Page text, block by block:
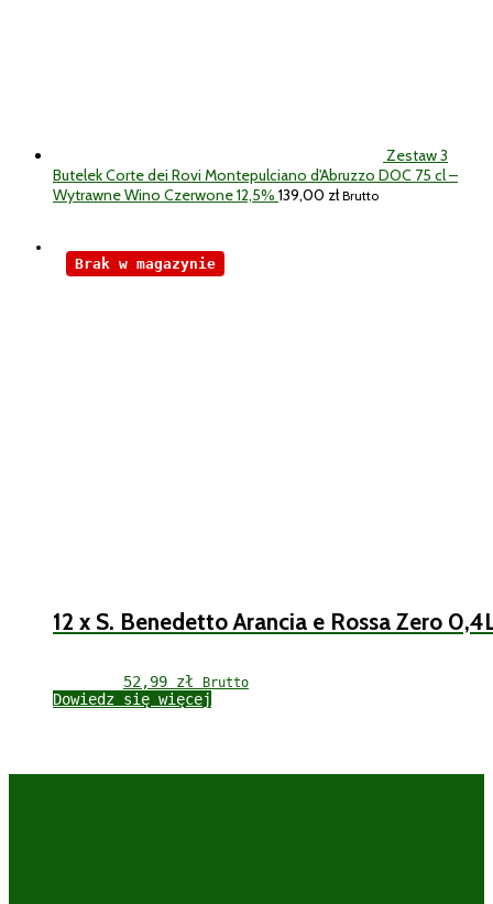
Zestaw 3
Butelek Corte dei Rovi Montepulciano d'Abruzzo DOC 75 cl –
Wytrawne Wino Czerwone 12,5% 139,00 zł Brutto
12 x S. Benedetto Arancia e Rossa Zero
52,99 zł Brutto
Dowiedz się więcej
Brak w magazynie